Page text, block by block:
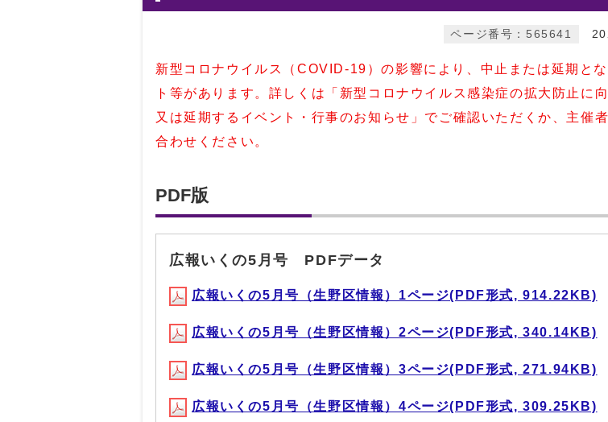
ページ番号：565641
新型コロナウイルス（COVID-19）の影響により、中止または延期と
ト等があります。詳しくは
「新型コロナウイルス感染症の拡大防止に
又は延期するイベント・行事のお知らせ」 でご確認いただくか、主催
合わせください。
PDF版
広報いくの5月号 PDFデータ
広報いくの5月号（生野区情報）1ページ(PDF形式, 914.22KB)
広報いくの5月号（生野区情報）2ページ(PDF形式, 340.14KB)
広報いくの5月号（生野区情報）3ページ(PDF形式, 271.94KB)
広報いくの5月号（生野区情報）4ページ(PDF形式, 309.25KB)